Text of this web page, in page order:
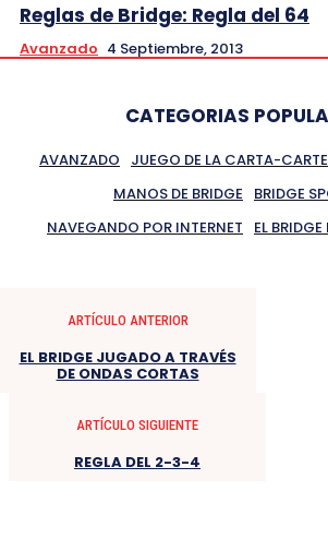
Reglas de Bridge: Regla del 64
Avanzado 4 Septiembre, 2013
CATEGORIAS
AVANZADO JUEGO DE LA CARTA-
MANOS DE BRIDGE
BRIDGE
NAVEGANDO POR INTERNET
EL
ARTÍCULO ANTERIOR
EL BRIDGE JUGADO A TRAVÉS
DE ONDAS CORTAS
ARTÍCULO SIGUIENTE
REGLA DEL 2-3-4